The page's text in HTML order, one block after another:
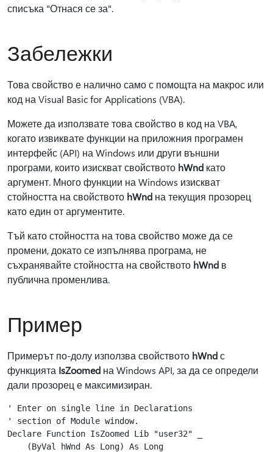
списъка "Отнася се за".
Забележки
Това свойство е налично само с помощта на макрос или
код на Visual Basic for Applications (VBA).
Можете да използвате това свойство в код на VBA,
когато извиквате функции на приложния програмен
интерфейс (API) на Windows или други външни
програми, които изискват свойството hWnd като
аргумент. Много функции на Windows изискват
стойността на свойството hWnd на текущия прозорец
като един от аргументите.
Тъй като стойността на това свойство може да се
промени, докато се изпълнява програма, не
съхранявайте стойността на свойството hWnd в
публична променлива.
Пример
Примерът по-долу използва свойството hWndс
функцията IsZoomed на Windows API, за да се определи
дали прозорец е максимизиран.
' Enter on single line in Declarations
' section of Module window.
Declare Function IsZoomed Lib "user32" _
    (ByVal hWnd As Long) As Long